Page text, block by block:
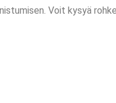
Voit kysyä